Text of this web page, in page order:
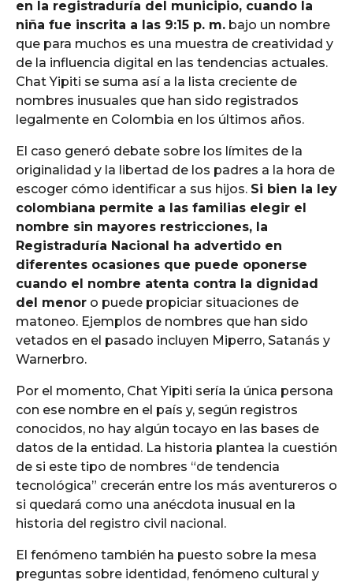
en la registraduría del municipio, cuando la
niña fue inscrita a las 9:15 p. m. bajo un nombre
que para muchos es una muestra de creatividad y
de la influencia digital en las tendencias actuales.
Chat Yipiti se suma así a la lista creciente de
nombres inusuales que han sido registrados
legalmente en Colombia en los últimos años.
El caso generó debate sobre los límites de la
originalidad y la libertad de los padres a la hora de
escoger cómo identificar a sus hijos. Si bien la ley
colombiana permite a las familias elegir el
nombre sin mayores restricciones, la
Registraduría Nacional ha advertido en
diferentes ocasiones que puede oponerse
cuando el nombre atenta contra la dignidad
del menor o puede propiciar situaciones de
matoneo. Ejemplos de nombres que han sido
vetados en el pasado incluyen Miperro, Satanás y
Warnerbro.
Por el momento, Chat Yipiti sería la única persona
con ese nombre en el país y, según registros
conocidos, no hay algún tocayo en las bases de
datos de la entidad. La historia plantea la cuestión
de si este tipo de nombres “de tendencia
tecnológica” crecerán entre los más aventureros o
si quedará como una anécdota inusual en la
historia del registro civil nacional.
El fenómeno también ha puesto sobre la mesa
preguntas sobre identidad, fenómeno cultural y